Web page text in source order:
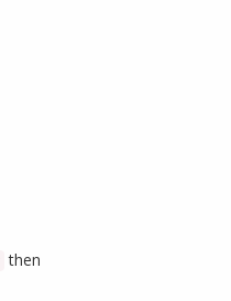
then